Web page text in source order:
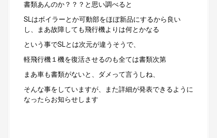
書類あんのか？？？と思い調べると
SLはボイラーとか可動部をほぼ新品にするから良い
し、まあ故障しても飛行機よりは何とかなる
という事でSLとは次元が違うそうで、
軽飛行機１機を復活させるのも全ては書類次第
まあ車も書類がないと、ダメって言うしね、
そんな事をしていますが、また詳細が発表できるように
なったらお知らせします